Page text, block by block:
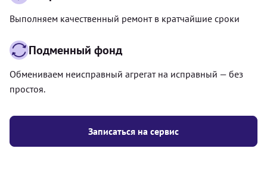
Записаться на сервис
Выполняем качественный ремонт в кратчайшие сроки
Подменный фонд
Обмениваем неисправный агрегат на исправный — без
простоя.